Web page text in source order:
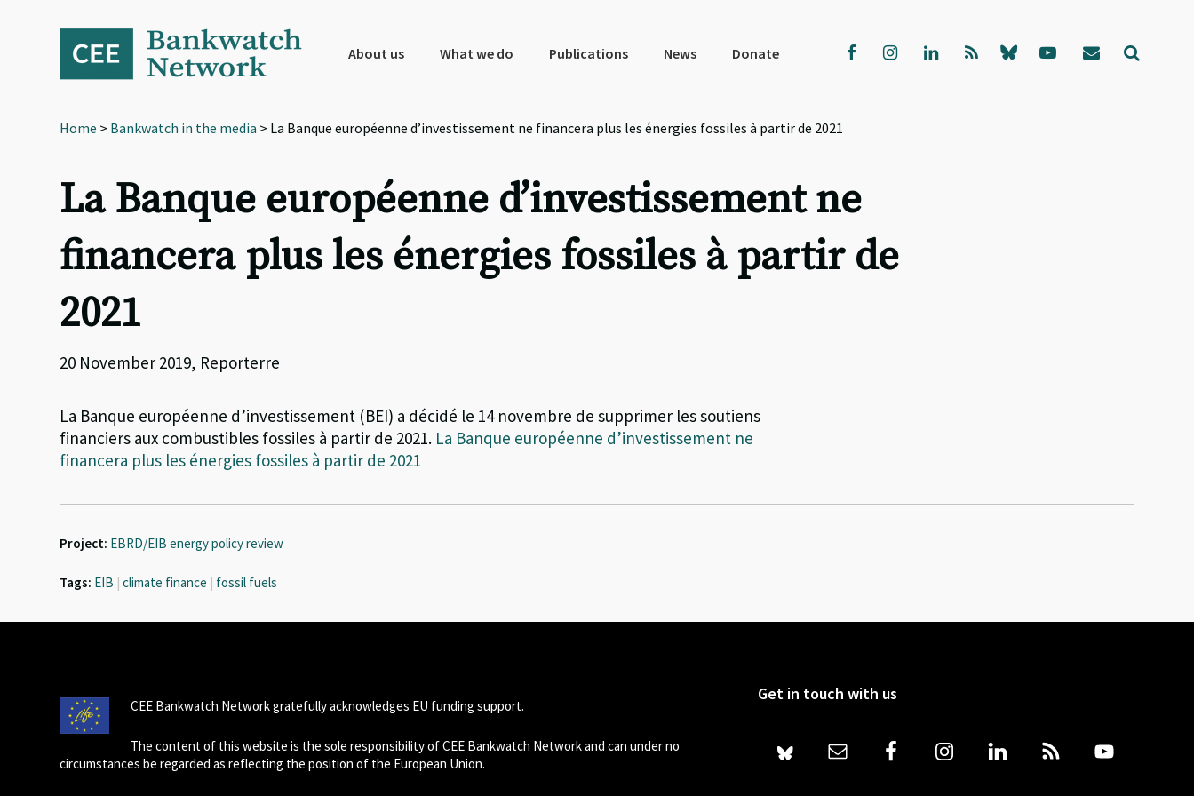
navigation
About us What we do Publications News Donate
Home > Bankwatch in the media > La Banque européenne d’investissement ne financera plus les énergies fossiles à partir de 2021
La Banque européenne d’investissement ne
financera plus les énergies fossiles à partir de
2021
20 November 2019, Reporterre
La Banque européenne d’investissement (BEI) a décidé le 14 novembre de supprimer les soutiens
financiers aux combustibles fossiles à partir de 2021. La Banque européenne d’investissement ne
financera plus les énergies fossiles à partir de 2021
Project: EBRD/EIB energy policy review
Tags: EIB | climate finance | fossil fuels
CEE Bankwatch Network gratefully acknowledges EU funding support.
The content of this website is the sole responsibility of CEE Bankwatch Network and can under no
circumstances be regarded as reflecting the position of the European Union.
Get in touch with us